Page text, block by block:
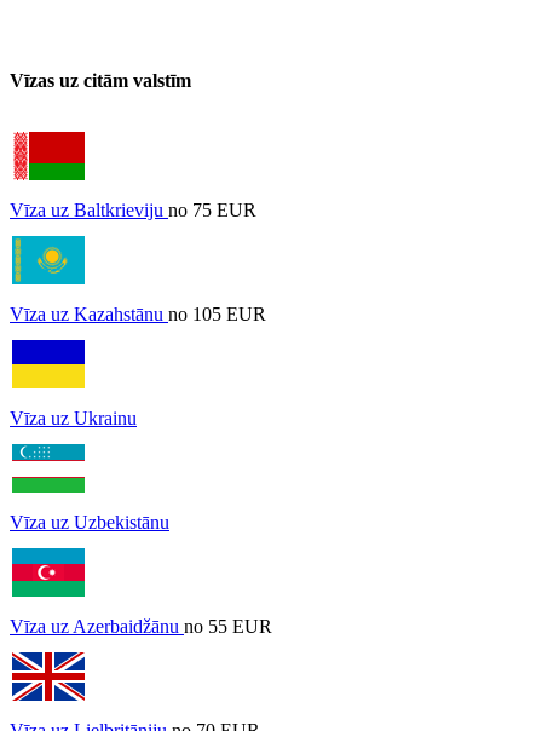
Vīzas uz citām valstīm
Vīza uz Baltkrieviju no 75 EUR
Vīza uz Kazahstānu no 105 EUR
Vīza uz Ukrainu
Vīza uz Uzbekistānu
Vīza uz Azerbaidžānu no 55 EUR